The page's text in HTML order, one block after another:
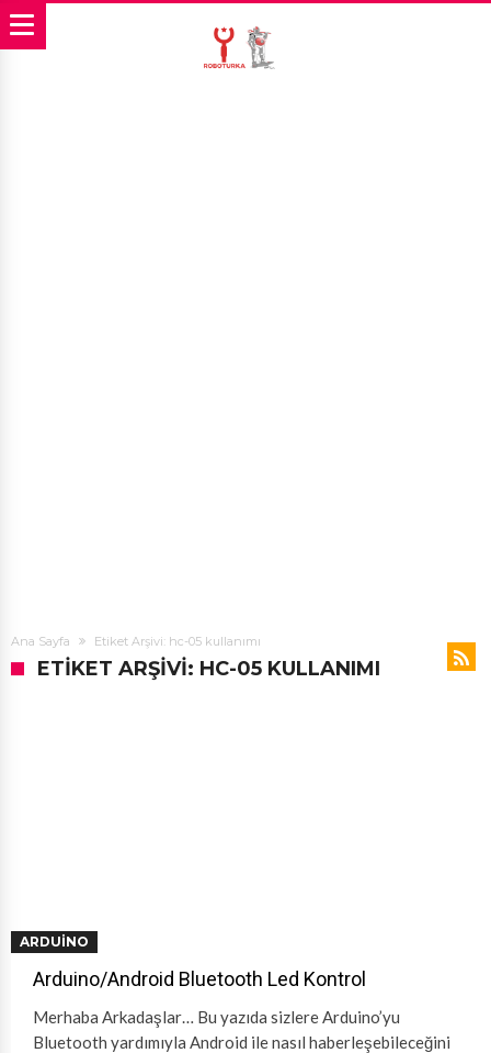
Ana Sayfa Etiket Arşivi: hc-05 kullanımı
ETIKET ARŞIVI: HC-05 KULLANIMI
ARDUINO
Arduino/Android Bluetooth Led Kontrol
Merhaba Arkadaşlar… Bu yazıda sizlere Arduino’yu
Bluetooth yardımıyla Android ile nasıl haberleşebileceğini